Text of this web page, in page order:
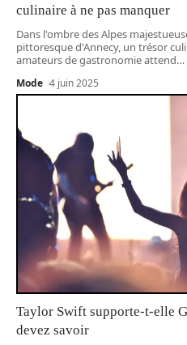
culinaire à ne pas manquer
Dans l'ombre des Alpes
pittoresque d'Annecy, un trésor
amateurs de gastronomie attend…
Mode 4 juin 2025
Taylor Swift supporte-t-elle
devez savoir